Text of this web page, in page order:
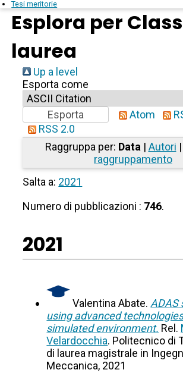
Tesi meritorie
Esplora per
laurea
Up a level
Esporta come
Atom
RSS 2.0
Raggruppa per: Data| Autori |
raggruppamento
Salta a: 2021
Numero di pubblicazioni : 746.
2021
Valentina Abate. ADAS
using advanced
simulated environment. Rel.
Velardocchia. Politecnico di
di laurea magistrale in
Meccanica, 2021